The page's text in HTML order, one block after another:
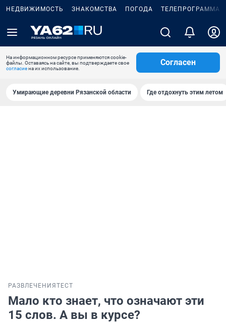
НЕДВИЖИМОСТЬ ЗНАКОМСТВА ПОГОДА ТЕЛЕПРОГРАММА
На информационном ресурсе применяются cookie-
файлы. Оставаясь на сайте, вы подтверждаете свое
согласиена их использование.
Согласен
Умирающие деревни Рязанской области Где отдохнуть этим летом
РАЗВЛЕЧЕНИЯ ТЕСТ
Мало кто знает, что означают эти
15 слов. А вы в курсе?